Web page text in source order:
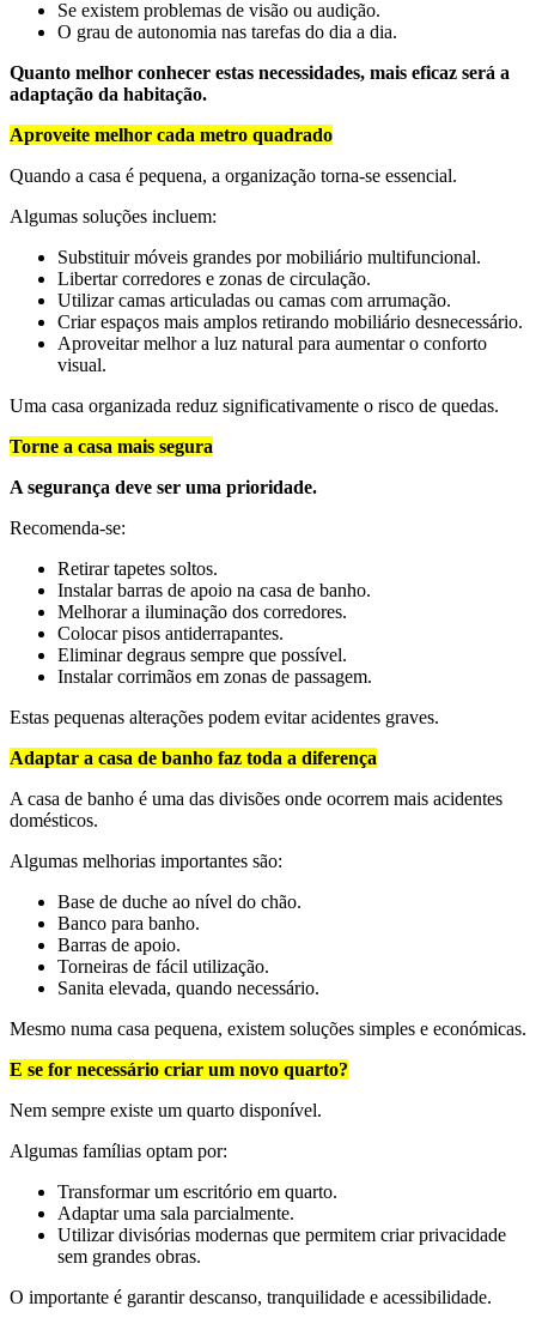
Se existem problemas de visão ou audição.
O grau de autonomia nas tarefas do dia a dia.
Quanto melhor conhecer estas necessidades, mais eficaz será a
adaptação da habitação.
Aproveite melhor cada metro quadrado
Quando a casa é pequena, a organização torna-se essencial.
Algumas soluções incluem:
Substituir móveis grandes por mobiliário multifuncional.
Libertar corredores e zonas de circulação.
Utilizar camas articuladas ou camas com arrumação.
Criar espaços mais amplos retirando mobiliário desnecessário.
Aproveitar melhor a luz natural para aumentar o conforto
visual.
Uma casa organizada reduz significativamente o risco de quedas.
Torne a casa mais segura
A segurança deve ser uma prioridade.
Recomenda-se:
Retirar tapetes soltos.
Instalar barras de apoio na casa de banho.
Melhorar a iluminação dos corredores.
Colocar pisos antiderrapantes.
Eliminar degraus sempre que possível.
Instalar corrimãos em zonas de passagem.
Estas pequenas alterações podem evitar acidentes graves.
Adaptar a casa de banho faz toda a diferença
A casa de banho é uma das divisões onde ocorrem mais acidentes
domésticos.
Algumas melhorias importantes são:
Base de duche ao nível do chão.
Banco para banho.
Barras de apoio.
Torneiras de fácil utilização.
Sanita elevada, quando necessário.
Mesmo numa casa pequena, existem soluções simples e económicas.
E se for necessário criar um novo quarto?
Nem sempre existe um quarto disponível.
Algumas famílias optam por:
Transformar um escritório em quarto.
Adaptar uma sala parcialmente.
Utilizar divisórias modernas que permitem criar privacidade
sem grandes obras.
O importante é garantir descanso, tranquilidade e acessibilidade.